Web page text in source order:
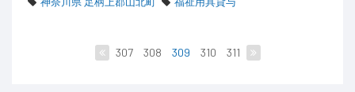
307 308 309 310 311